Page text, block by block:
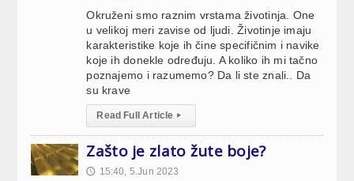
Okruženi smo raznim vrstama životinja. One
u velikoj meri zavise od ljudi. Životinje imaju
karakteristike koje ih čine specifičnim i navike
koje ih donekle određuju. A koliko ih mi tačno
poznajemo i razumemo? Da li ste znali.. Da
su krave
Read Full Article ▸
Zašto je zlato žute boje?
🕔 15:40, 5.Jun 2023